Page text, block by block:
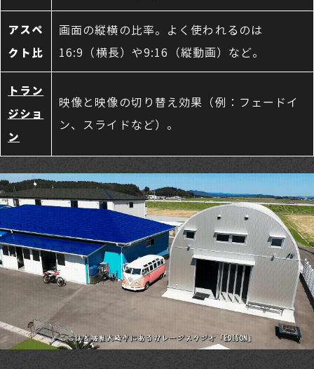
アスペ
クト比
画面の縦横の比率。よく使われるのは
16:9（横長）や9:16（縦動画）など。
トラン
ジショ
ン
映像と映像の切り替え効果（例：フェードイ
ン、スライドなど）。